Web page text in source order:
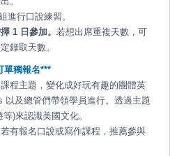
進行口說練習。
1 日參加。 若想出席重複天數，可
錄取天數。
單獨報名***
程主題，變化成好玩有趣的團體英
以及總管們帶領學員進行。透過主題
)來認識美國文化。
有報名口說或寫作課程，推薦參與